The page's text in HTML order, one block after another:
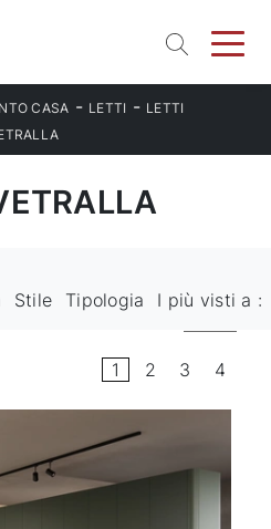
CASA - LETTI - LETTI
Stile Tipologia I più visti a :
1 2 3 4